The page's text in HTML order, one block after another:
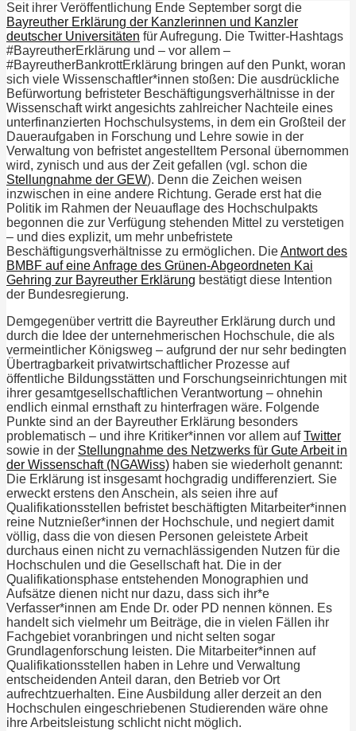
Seit ihrer Veröffentlichung Ende September sorgt die
Bayreuther Erklärung der Kanzlerinnen und Kanzler
deutscher Universitäten für Aufregung. Die Twitter-Hashtags
#BayreutherErklärung und – vor allem –
#BayreutherBankrottErklärung bringen auf den Punkt, woran
sich viele Wissenschaftler*innen stoßen: Die ausdrückliche
Befürwortung befristeter Beschäftigungsverhältnisse in der
Wissenschaft wirkt angesichts zahlreicher Nachteile eines
unterfinanzierten Hochschulsystems, in dem ein Großteil der
Daueraufgaben in Forschung und Lehre sowie in der
Verwaltung von befristet angestelltem Personal übernommen
wird, zynisch und aus der Zeit gefallen (vgl. schon die
Stellungnahme der GEW). Denn die Zeichen weisen
inzwischen in eine andere Richtung. Gerade erst hat die
Politik im Rahmen der Neuauflage des Hochschulpakts
begonnen die zur Verfügung stehenden Mittel zu verstetigen
– und dies explizit, um mehr unbefristete
Beschäftigungsverhältnisse zu ermöglichen. DieAntwort des
BMBF auf eine Anfrage des Grünen-Abgeordneten Kai
Gehring zur Bayreuther Erklärung bestätigt diese Intention
der Bundesregierung.
Demgegenüber vertritt die Bayreuther Erklärung durch und
durch die Idee der unternehmerischen Hochschule, die als
vermeintlicher Königsweg – aufgrund der nur sehr bedingten
Übertragbarkeit privatwirtschaftlicher Prozesse auf
öffentliche Bildungsstätten und Forschungseinrichtungen mit
ihrer gesamtgesellschaftlichen Verantwortung – ohnehin
endlich einmal ernsthaft zu hinterfragen wäre. Folgende
Punkte sind an der Bayreuther Erklärung besonders
problematisch – und ihre Kritiker*innen vor allem aufTwitter
sowie in der Stellungnahme des Netzwerks für Gute Arbeit in
der Wissenschaft (NGAWiss) haben sie wiederholt genannt:
Die Erklärung ist insgesamt hochgradig undifferenziert. Sie
erweckt erstens den Anschein, als seien ihre auf
Qualifikationsstellen befristet beschäftigten Mitarbeiter*innen
reine Nutznießer*innen der Hochschule, und negiert damit
völlig, dass die von diesen Personen geleistete Arbeit
durchaus einen nicht zu vernachlässigenden Nutzen für die
Hochschulen und die Gesellschaft hat. Die in der
Qualifikationsphase entstehenden Monographien und
Aufsätze dienen nicht nur dazu, dass sich ihr*e
Verfasser*innen am Ende Dr. oder PD nennen können. Es
handelt sich vielmehr um Beiträge, die in vielen Fällen ihr
Fachgebiet voranbringen und nicht selten sogar
Grundlagenforschung leisten. Die Mitarbeiter*innen auf
Qualifikationsstellen haben in Lehre und Verwaltung
entscheidenden Anteil daran, den Betrieb vor Ort
aufrechtzuerhalten. Eine Ausbildung aller derzeit an den
Hochschulen eingeschriebenen Studierenden wäre ohne
ihre Arbeitsleistung schlicht nicht möglich.